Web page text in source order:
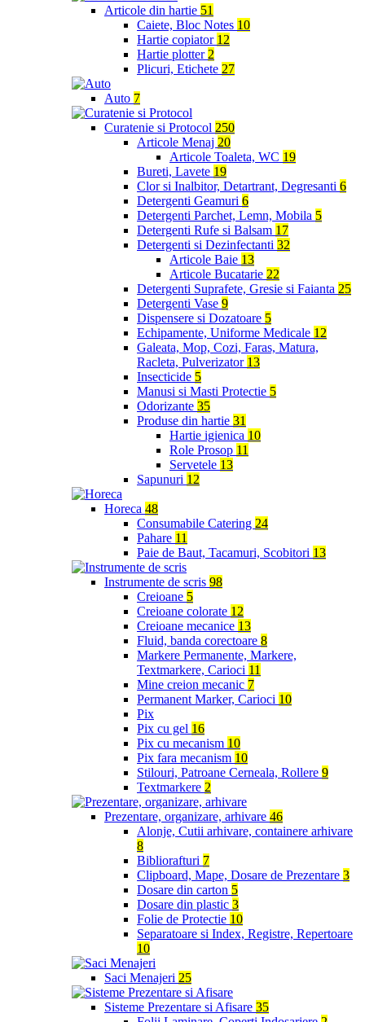
Articole din hartie 51
Caiete, Bloc Notes 10
Hartie copiator 12
Hartie plotter 2
Plicuri, Etichete 27
Auto 7
Curatenie si Protocol 250
Articole Menaj 20
Articole Toaleta, WC 19
Bureti, Lavete 19
Clor si Inalbitor, Detartrant, Degresanti 6
Detergenti Geamuri 6
Detergenti Parchet, Lemn, Mobila 5
Detergenti Rufe si Balsam 17
Detergenti si Dezinfectanti 32
Articole Baie 13
Articole Bucatarie 22
Detergenti Suprafete, Gresie si Faianta 25
Detergenti Vase 9
Dispensere si Dozatoare 5
Echipamente, Uniforme Medicale 12
Galeata, Mop, Cozi, Faras, Matura,
Racleta, Pulverizator 13
Insecticide 5
Manusi si Masti Protectie 5
Odorizante 35
Produse din hartie 31
Hartie igienica 10
Role Prosop 11
Servetele 13
Sapunuri 12
Horeca 48
Consumabile Catering 24
Pahare 11
Paie de Baut, Tacamuri, Scobitori 13
Instrumente de scris 98
Creioane 5
Creioane colorate 12
Creioane mecanice 13
Fluid, banda corectoare 8
Markere Permanente, Markere,
Textmarkere, Carioci 11
Mine creion mecanic 7
Permanent Marker, Carioci 10
Pix
Pix cu gel 16
Pix cu mecanism 10
Pix fara mecanism 10
Stilouri, Patroane Cerneala, Rollere 9
Textmarkere 2
Prezentare, organizare, arhivare 46
Alonje, Cutii arhivare, containere arhivare
8
Bibliorafturi 7
Clipboard, Mape, Dosare de Prezentare 3
Dosare din carton 5
Dosare din plastic 3
Folie de Protectie 10
Separatoare si Index, Registre, Repertoare
10
Saci Menajeri 25
Sisteme Prezentare si Afisare 35